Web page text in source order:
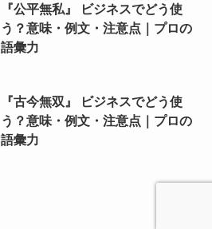
『公平無私』 ビジネスでどう使
う？意味・例文・注意点｜プロの
語彙力
『古今無双』 ビジネスでどう使
う？意味・例文・注意点｜プロの
語彙力